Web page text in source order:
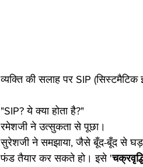
व्यक्ति की सलाह पर SIP
"SIP? ये क्या होता है?"
रमेशजी ने उत्सुकता से पूछा।
सुरेशजी ने समझाया, जैसे बूँद-बूँद से
फंड तैयार कर सकते हो। इसे '